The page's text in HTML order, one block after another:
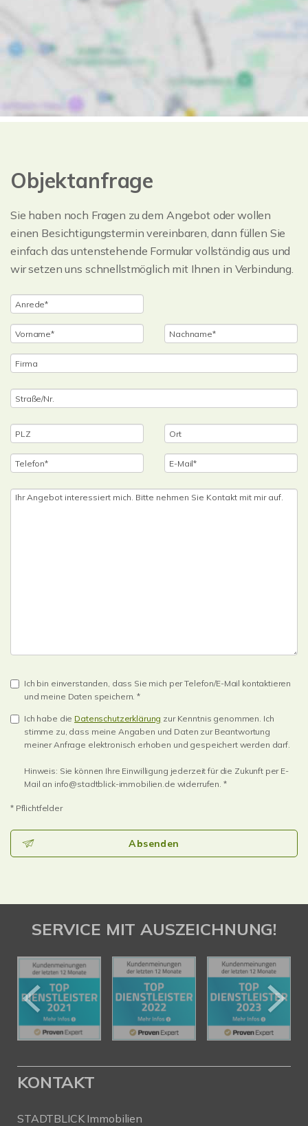
Objektanfrage
Sie haben noch Fragen zu dem Angebot oder wollen
einen Besichtigungstermin vereinbaren, dann füllen Sie
einfach das untenstehende Formular vollständig aus und
wir setzen uns schnellstmöglich mit Ihnen in Verbindung.
Ich bin einverstanden, dass Sie mich per Telefon/E-Mail kontaktieren
und meine Daten speichern. *
Ich habe die Datenschutzerklärung zur Kenntnis genommen. Ich
stimme zu, dass meine Angaben und Daten zur Beantwortung
meiner Anfrage elektronisch erhoben und gespeichert werden darf.
Hinweis: Sie können Ihre Einwilligung jederzeit für die Zukunft per E-
Mail an info@stadtblick-immobilien.de widerrufen. *
* Pflichtfelder
Absenden
SERVICE MIT AUSZEICHNUNG!
KONTAKT
STADTBLICK Immobilien